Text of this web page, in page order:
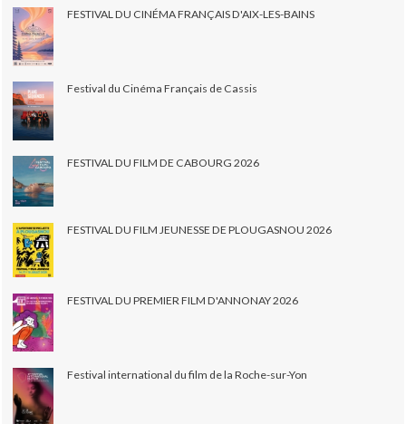
FESTIVAL DU CINÉMA FRANÇAIS D'AIX-LES-BAINS
Festival du Cinéma Français de Cassis
FESTIVAL DU FILM DE CABOURG 2026
FESTIVAL DU FILM JEUNESSE DE PLOUGASNOU 2026
FESTIVAL DU PREMIER FILM D'ANNONAY 2026
Festival international du film de la Roche-sur-Yon